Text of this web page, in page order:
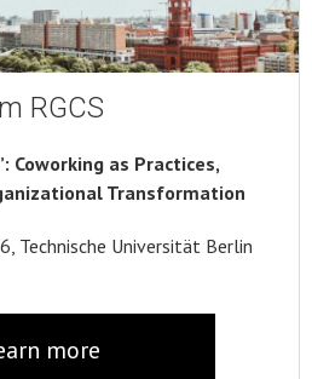
RGCS
Coworking as Practices,
Transformation
Technische Universität Berlin
more